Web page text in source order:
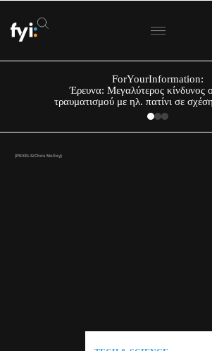
ForYourInformation:
Έρευνα: Μεγαλύτερος κίνδυνος
τραυματισμού με ηλ. πατίνι σε
(PEXELS/Chris Molloy)